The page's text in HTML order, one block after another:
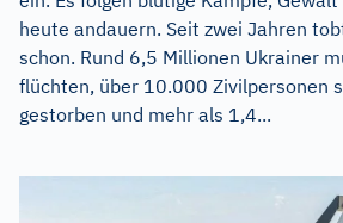
heute andauern. Seit zwei Jahren
schon. Rund 6,5 Millionen Ukrainer
flüchten, über 10.000 Zivilpersonen
gestorben und mehr als 1,4...